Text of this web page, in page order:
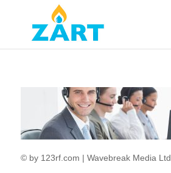
© by 123rf.com | Wavebreak Media Ltd